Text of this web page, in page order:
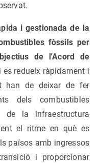
i gestionada de la
fòssils per
de l'Acord de
es redueix ràpidament i
han de deixar de fer
dels combustibles
de la infraestructura
el ritme en què es
països amb ingressos
i proporcionar